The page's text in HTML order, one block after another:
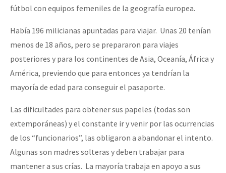
fútbol con equipos femeniles de la geografía europea.
Había 196 milicianas apuntadas para viajar. Unas 20 tenían
menos de 18 años, pero se prepararon para viajes
posteriores y para los continentes de Asia, Oceanía, África y
América, previendo que para entonces ya tendrían la
mayoría de edad para conseguir el pasaporte.
Las dificultades para obtener sus papeles (todas son
extemporáneas) y el constante ir y venir por las ocurrencias
de los “funcionarios”, las obligaron a abandonar el intento.
Algunas son madres solteras y deben trabajar para
mantener a sus crías. La mayoría trabaja en apoyo a sus